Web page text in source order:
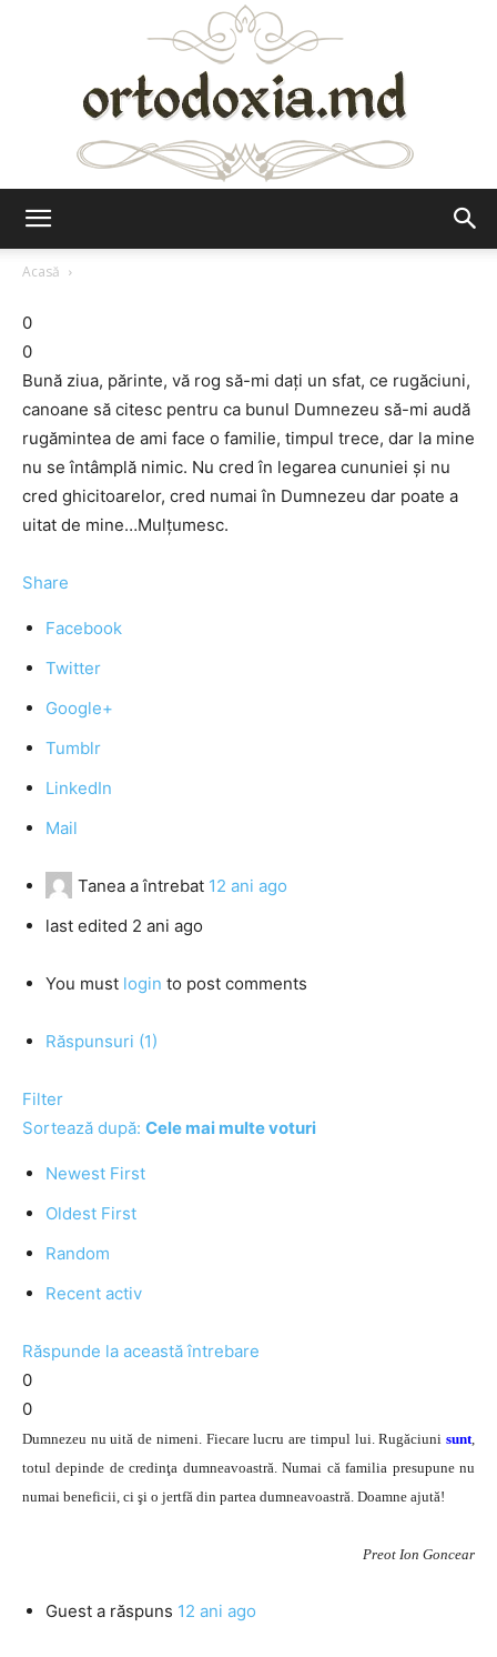
Acasă
0
0
Bună ziua, părinte, vă rog să-mi daţi un sfat, ce rugăciuni,
canoane să citesc pentru ca bunul Dumnezeu să-mi audă
rugămintea de ami face o familie, timpul trece, dar la mine
nu se întâmplă nimic. Nu cred în legarea cununiei şi nu
cred ghicitoarelor, cred numai în Dumnezeu dar poate a
uitat de mine…Mulţumesc.
Share
Facebook
Twitter
Google+
Tumblr
LinkedIn
Mail
Tanea a întrebat 12 ani ago
last edited 2 ani ago
You must login to post comments
Răspunsuri (1)
Filter
Sortează după: Cele mai multe voturi
Newest First
Oldest First
Random
Recent activ
Răspunde la această întrebare
0
0
Dumnezeu nu uită de nimeni. Fiecare lucru are timpul lui. Rugăciuni sunt,
totul depinde de credinţa dumneavoastră. Numai că familia presupune nu
numai beneficii, ci şi o jertfă din partea dumneavoastră. Doamne ajută!
Preot Ion Goncear
Guest a răspuns 12 ani ago